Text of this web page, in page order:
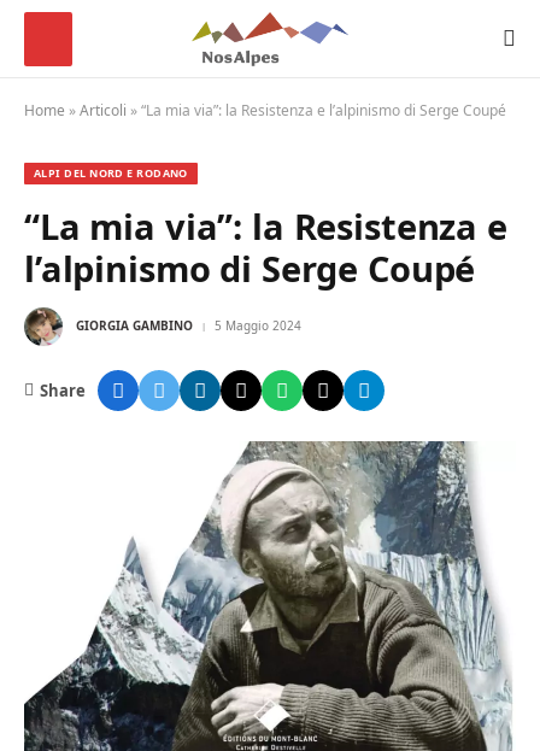
Home »Articoli »“La mia via”: la Resistenza e l’alpinismo di Serge Coupé
ALPI DEL NORD E RODANO
“La mia via”: la Resistenza e
l’alpinismo di Serge Coupé
GIORGIA GAMBINO 5 Maggio 2024
Share